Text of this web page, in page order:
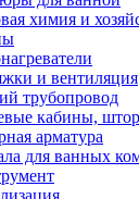
химия и
и вентиляция
трубопровод
кабины,
арматура
для ванных